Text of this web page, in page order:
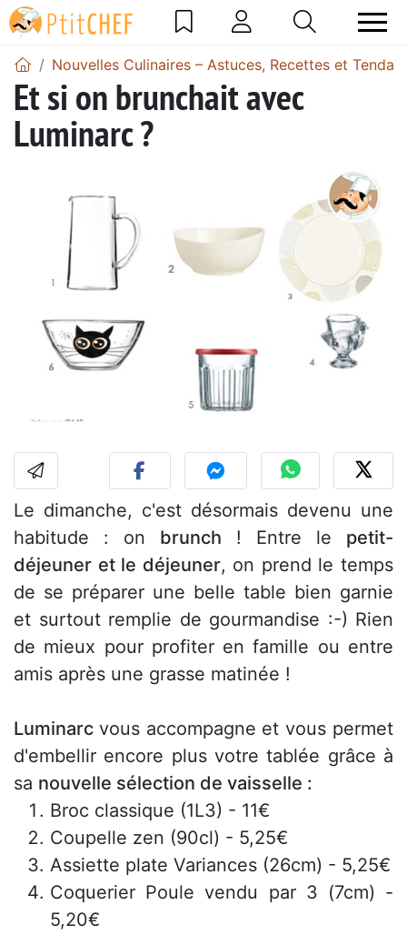
Nouvelles Culinaires – Astuces, Recettes et
Et si on brunchait avec
Luminarc ?
Le dimanche, c'est désormais devenu une
habitude : on brunch ! Entre le petit-
déjeuner et le déjeuner, on prend le temps
de se préparer une belle table bien garnie
et surtout remplie de gourmandise :-) Rien
de mieux pour profiter en famille ou entre
amis après une grasse matinée !
Luminarc vous accompagne et vous permet
d'embellir encore plus votre tablée grâce à
sa nouvelle sélection de vaisselle :
Broc classique (1L3) - 11€
Coupelle zen (90cl) - 5,25€
Assiette plate Variances (26cm) - 5,25€
Coquerier Poule vendu par 3 (7cm) -
5,20€